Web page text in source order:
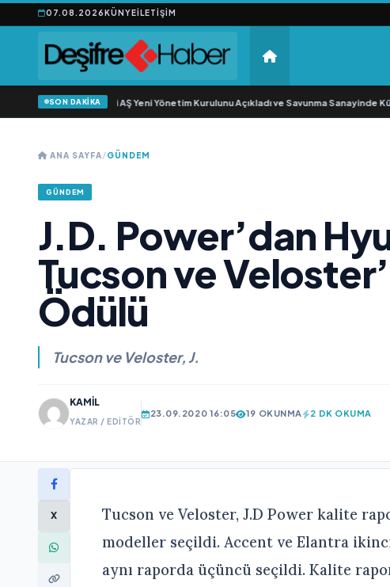
07.08.2026KÜNYEİLETIŞIM
SON DAKİKA
Savunma Sanayi AŞ Yeni Yönetim Kurulunu Açıkladı ve Savunma Sanayinde
ANA SAYFA/GÜNDEM
GÜNDEM
J.D. Power’dan
Tucson ve
Ödülü
Tucson ve Veloster, J.
KAMIL
YAZAR / EDITÖR
23.09.2020 16:05 19 OKUNMA 2 DK OKUMA
X
Tucson ve Veloster, J.D Power kalite
modeller seçildi. Accent ve Elantra
aynı raporda üçüncü seçildi. Kalite